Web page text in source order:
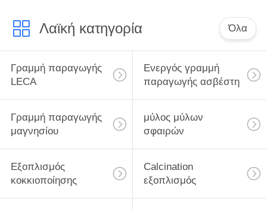
Λαϊκή κατηγορία Όλα
Γραμμή παραγωγής
LECA
Ενεργός γραμμή
παραγωγής ασβέστη
Γραμμή παραγωγής
μαγνησίου
μύλος μύλων
σφαιρών
Εξοπλισμός
κοκκιοποίησης
Calcination
εξοπλισμός